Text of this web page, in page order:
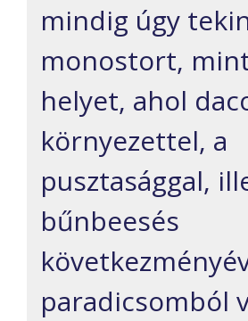
mindig úgy
monostort,
helyet, ahol
környezettel, a
pusztasággal,
bűnbeesés
paradicsomból